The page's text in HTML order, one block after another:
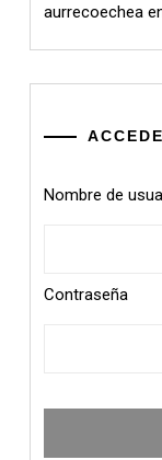
aurrecoechea
Nombre de
Contraseña